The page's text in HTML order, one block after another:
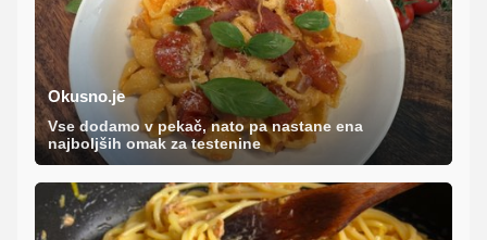
Okusno.je
Vse dodamo v pekač, nato pa nastane ena
najboljših omak za testenine